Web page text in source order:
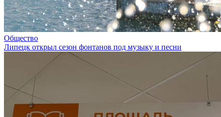
Общество
Липецк открыл сезон фонтанов под музыку и песни